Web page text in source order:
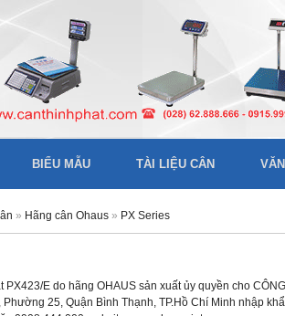
BIỂU MẪU TÀI LIỆU CÂN
» Hãng cân Ohaus » PX Series
PX423/E do hãng OHAUS sản xuất ủy quyền cho
25, Quận Bình Thạnh, TP.Hồ Chí Minh nhập